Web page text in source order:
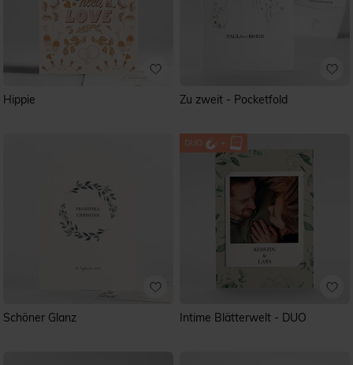
Hippie Zu zweit - Pocketfold
Schöner Glanz Intime Blätterwelt - DUO